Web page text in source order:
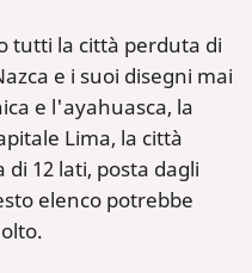
tutti la città perduta di
e i suoi disegni mai
e l'ayahuasca, la
Lima, la città
12 lati, posta dagli
elenco potrebbe